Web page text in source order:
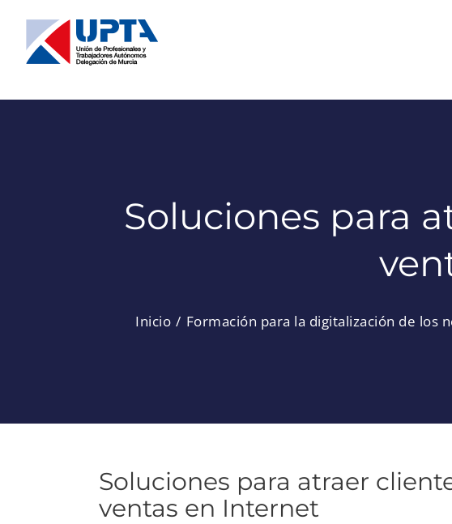
contenido
Soluciones para
Inicio Formación para la digitalización de los
Soluciones para atraer
ventas en Internet